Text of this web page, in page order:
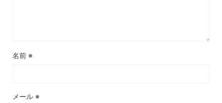
名前 ※
メール ※